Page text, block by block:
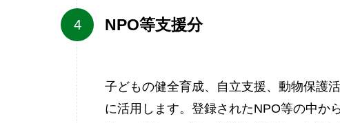
NPO等支援分
子どもの健全育成、自立支援、動物保護
に活用します。登録されたNPO等の中か